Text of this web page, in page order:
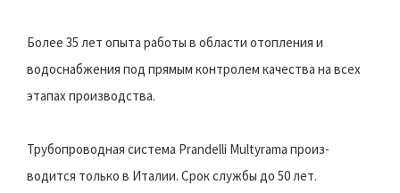
Более 35 лет опыта работы в области отопления и
водоснабжения под прямым контролем качества на всех
этапах производства.
Трубопроводная система Prandelli Multyrama произ-
водится только в Италии. Срок службы до 50 лет.